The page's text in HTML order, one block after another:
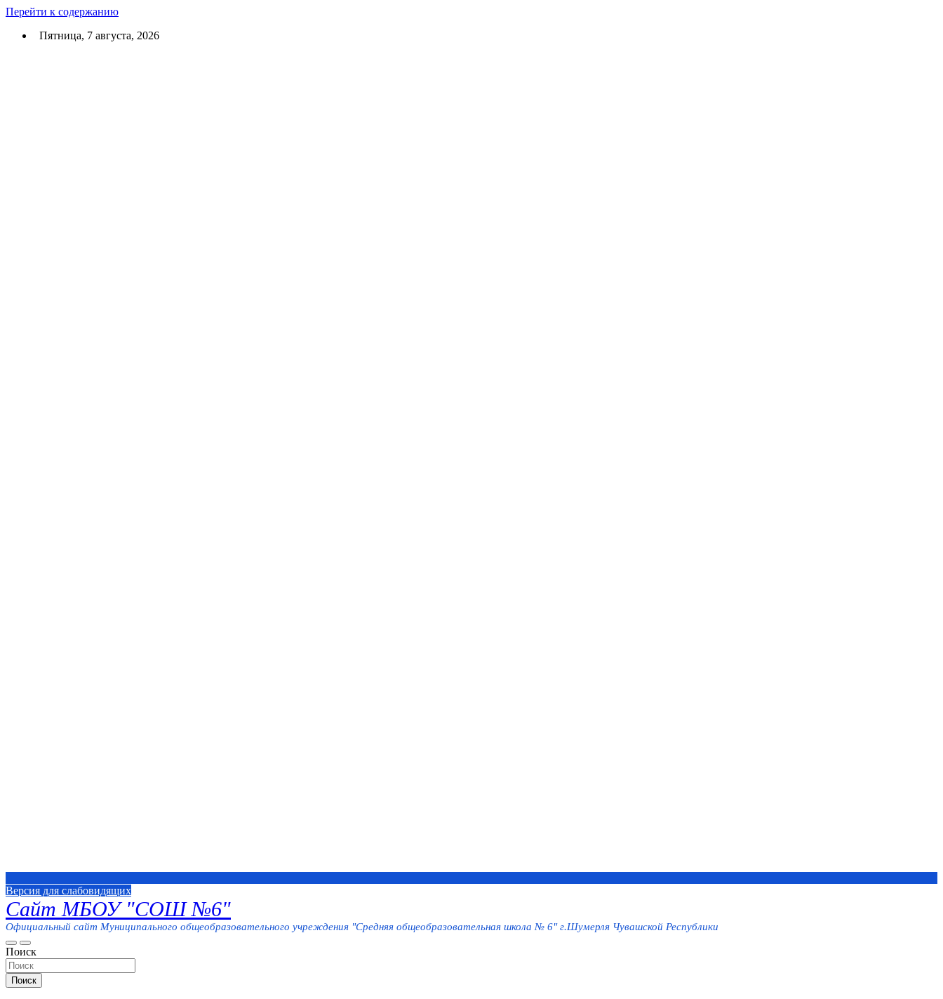
Перейти к содержанию
Пятница, 7 августа, 2026
Версия для слабовидящих
Сайт МБОУ "СОШ №6"
Официальный сайт Муниципального общеобразовательного учреждения "Средняя общеобразовательная школа № 6" г.Шумерля Чувашской Республики
Поиск
Поиск